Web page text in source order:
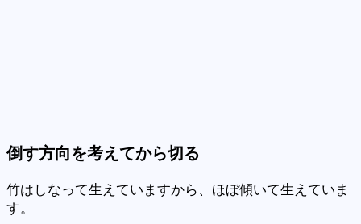
倒す方向を考えてから切る
竹はしなって生えていますから、ほぼ傾いて生えていま
す。